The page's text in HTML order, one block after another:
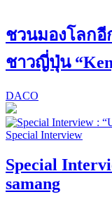
ชวนมองโลก
ชาวญี่ปุ่น
DACO
Special Interview
Special
samang